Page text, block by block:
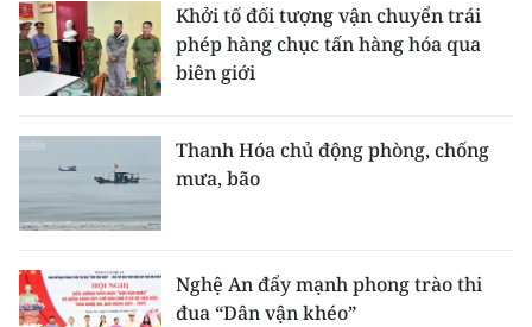
Khởi tố đối tượng vận chuyển trái
phép hàng chục tấn hàng hóa qua
biên giới
Thanh Hóa chủ động phòng, chống
mưa, bão
Nghệ An đẩy mạnh phong trào thi
đua “Dân vận khéo”